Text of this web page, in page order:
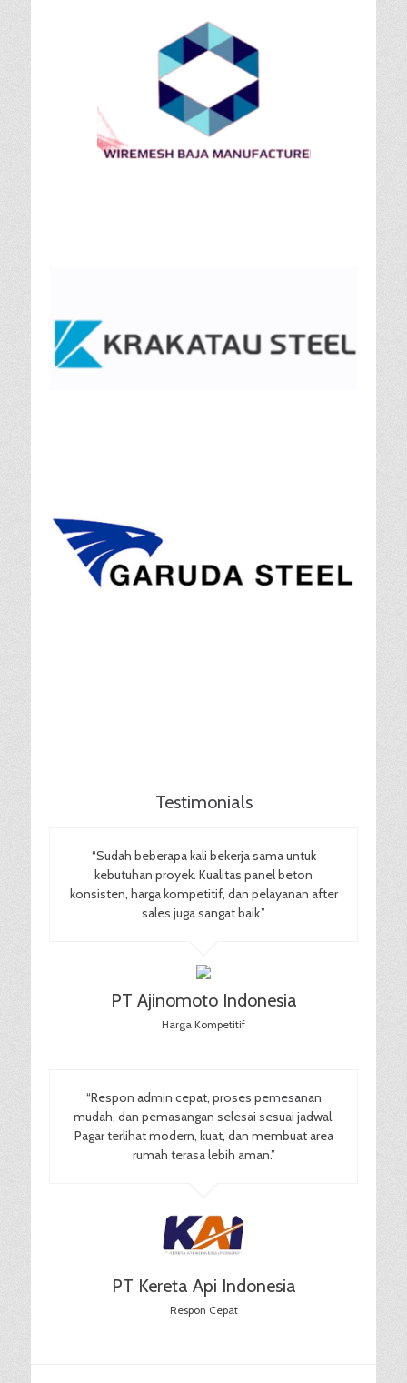
Testimonials
“Sudah beberapa kali bekerja sama untuk
kebutuhan proyek. Kualitas panel beton
konsisten, harga kompetitif, dan pelayanan after
sales juga sangat baik.”
PT Ajinomoto Indonesia
Harga Kompetitif
“Respon admin cepat, proses pemesanan
mudah, dan pemasangan selesai sesuai jadwal.
Pagar terlihat modern, kuat, dan membuat area
rumah terasa lebih aman.”
PT Kereta Api Indonesia
Respon Cepat